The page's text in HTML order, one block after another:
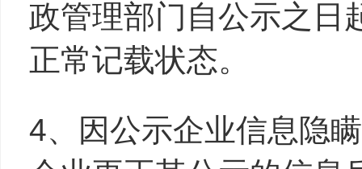
政管理部门自公示之日
正常记载状态。
4、因公示企业信息隐